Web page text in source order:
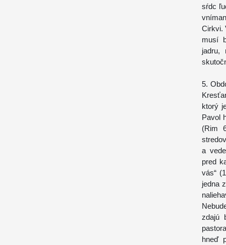
sŕdc
Cirkvi.
musí
jadru,
5.
ktorý
Pavol
(Rim
a
pred
vás“
jedna
zdajú
hneď